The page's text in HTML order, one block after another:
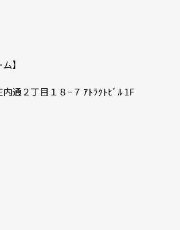
】
通２丁目１８−７ ｱﾄﾗｸﾄﾋﾞﾙ 1F